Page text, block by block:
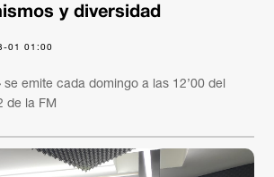
y diversidad
01 01:00
se emite cada domingo a las 12’00 del
de la FM